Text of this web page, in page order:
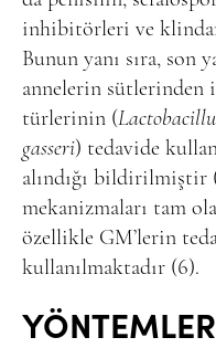
inhibitörleri ve
Bunun yanı sıra, son
annelerin sütlerinden
türlerinin (
gasseri) tedavide
alındığı bildirilmiştir
mekanizmaları tam
özellikle GM’lerin
kullanılmaktadır (6).
YÖNTEMLER